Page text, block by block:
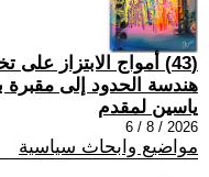
(43) أمواج الابتزاز
هندسة الحدود إلى مقبرة
ياسين لمقدم
2026 / 8 / 6
مواضيع وابحاث سياسية